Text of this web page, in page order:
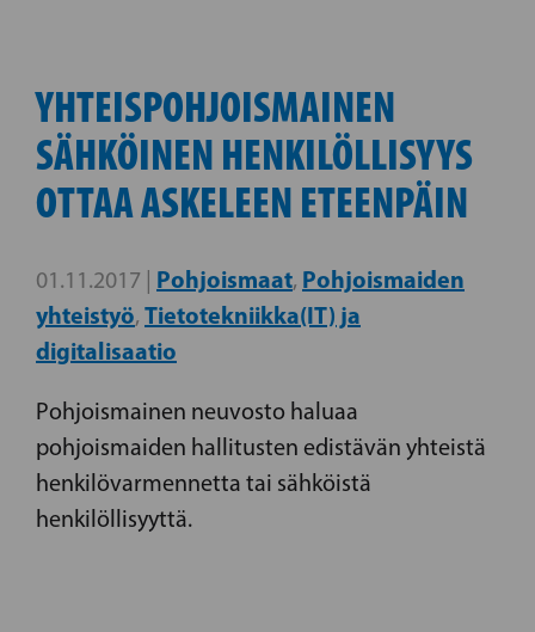
YHTEISPOHJOISMAINEN
SÄHKÖINEN HENKILÖLLISYYS
OTTAA ASKELEEN ETEENPÄIN
01.11.2017 | Pohjoismaat, Pohjoismaiden
yhteistyö, Tietotekniikka(IT) ja
digitalisaatio
Pohjoismainen neuvosto haluaa
pohjoismaiden hallitusten edistävän yhteistä
henkilövarmennetta tai sähköistä
henkilöllisyyttä.